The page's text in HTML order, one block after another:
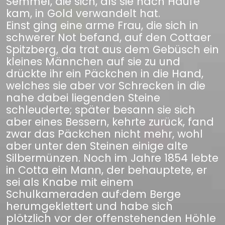
kam, in Gold verwandelt hat.
Einst ging eine arme Frau, die sich in
schwerer Not befand, auf den Cottaer
Spitzberg, da trat aus dem Gebüsch ein
kleines Männchen auf sie zu und
drückte ihr ein Päckchen in die Hand,
welches sie aber vor Schrecken in die
nahe dabei liegenden Steine
schleuderte; später besann sie sich
aber eines Bessern, kehrte zurück, fand
zwar das Päckchen nicht mehr, wohl
aber unter den Steinen einige alte
Silbermünzen. Noch im Jahre 1854 lebte
in Cotta ein Mann, der behauptete, er
sei als Knabe mit einem
Schulkameraden auf·dem Berge
herumgeklettert und habe sich
plötzlich vor der offenstehenden Höhle